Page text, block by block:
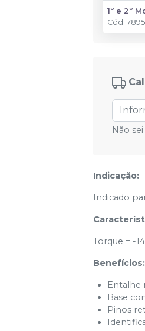
1º e 2º
Cód.
Não
Indicação:
Indicado
Torque = -
Benefícios:
Entalhe
Base
Pinos